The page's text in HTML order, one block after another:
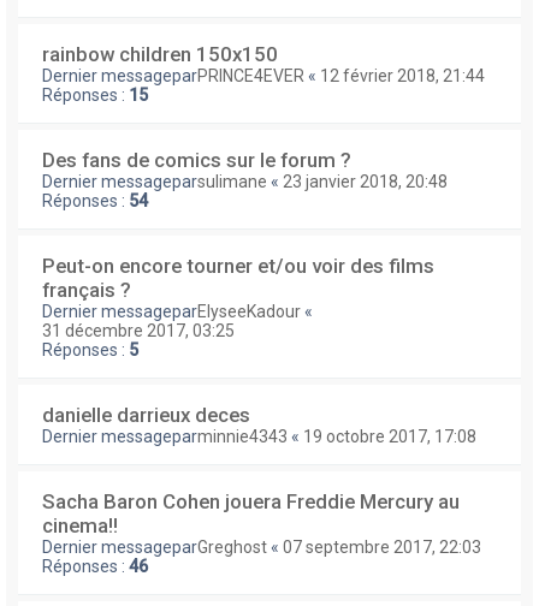
rainbow children 150x150
Dernier messageparPRINCE4EVER « 12 février 2018, 21:44
Réponses : 15
Des fans de comics sur le forum ?
Dernier messageparsulimane « 23 janvier 2018, 20:48
Réponses : 54
Peut-on encore tourner et/ou voir des films
français ?
Dernier messageparElyseeKadour «
31 décembre 2017, 03:25
Réponses : 5
danielle darrieux deces
Dernier messageparminnie4343 « 19 octobre 2017, 17:08
Sacha Baron Cohen jouera Freddie Mercury au
cinema!!
Dernier messageparGreghost « 07 septembre 2017, 22:03
Réponses : 46